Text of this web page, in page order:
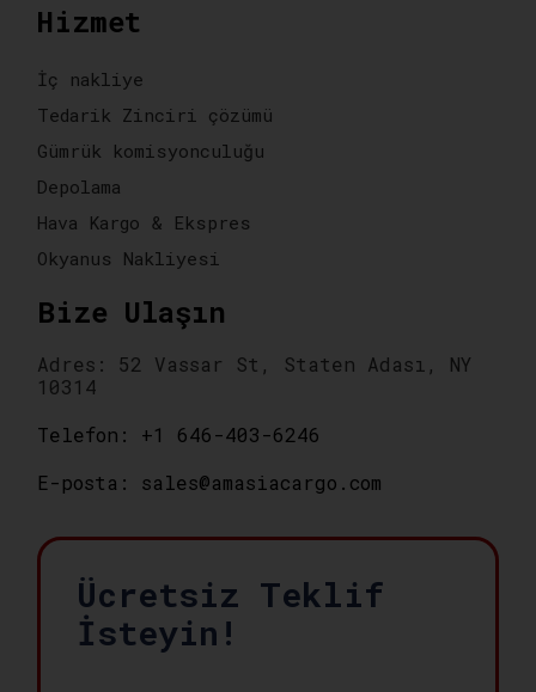
Hizmet
İç nakliye
Tedarik Zinciri çözümü
Gümrük komisyonculuğu
Depolama
Hava Kargo & Ekspres
Okyanus Nakliyesi
Bize Ulaşın
Adres: 52 Vassar St, Staten Adası, NY
10314
Telefon: +1 646-403-6246
E-posta: sales@amasiacargo.com
Ücretsiz Teklif
İsteyin!